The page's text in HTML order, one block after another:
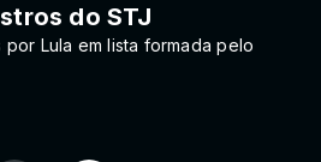
do STJ
Lula em lista formada pelo